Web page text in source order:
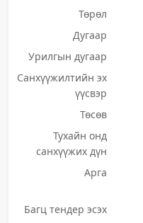
Төрөл
Дугаар
Урилгын дугаар
Санхүүжилтийн эх
үүсвэр
Төсөв
Тухайн онд
санхүүжих дүн
Арга
Багц тендер эсэх